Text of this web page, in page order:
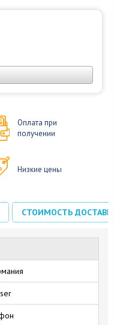
Оплата при
получении
Низкие цены
СТОИМОСТЬ